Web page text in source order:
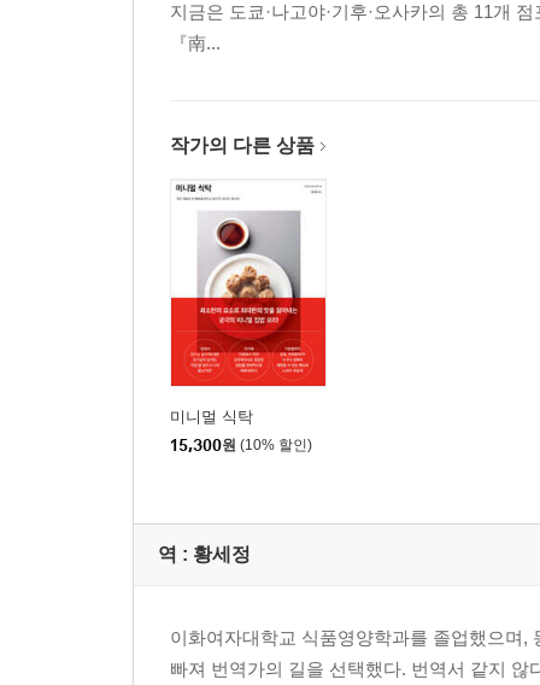
지금은 도쿄·나고야·기후·오사카의 총 11개
『南...
작가의 다른 상품
미니멀 식탁
15,300원 (10% 할인)
역 : 황세정
이화여자대학교 식품영양학과를 졸업했으며
빠져 번역가의 길을 선택했다. 번역서 같지